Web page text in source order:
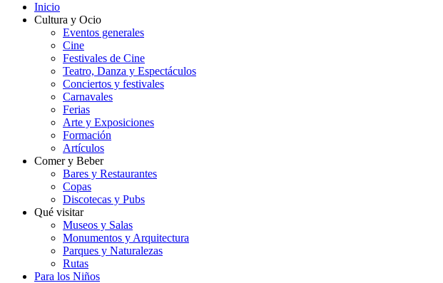
Inicio
Cultura y Ocio
Eventos generales
Cine
Festivales de Cine
Teatro, Danza y Espectáculos
Conciertos y festivales
Carnavales
Ferias
Arte y Exposiciones
Formación
Artículos
Comer y Beber
Bares y Restaurantes
Copas
Discotecas y Pubs
Qué visitar
Museos y Salas
Monumentos y Arquitectura
Parques y Naturalezas
Rutas
Para los Niños